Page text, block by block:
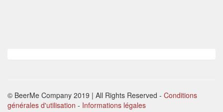
© BeerMe Company 2019 | All Rights Reserved - Conditions
générales d'utilisation - Informations légales